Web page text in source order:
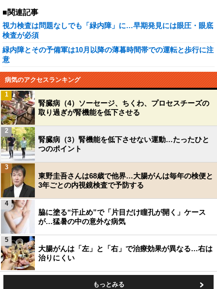
■関連記事
視力検査は問題なしでも「緑内障」に…早期発見には眼圧・眼底
検査が必須
緑内障とその予備軍は10月以降の薄暮時間帯での運転と歩行に注
意
病気のアクセスランキング
腎臓病（4）ソーセージ、ちくわ、プロセスチーズの
取り過ぎが腎機能を低下させる
1
腎臓病（3）腎機能を低下させない運動…たったひと
つのポイント
2
東野圭吾さんは68歳で他界…大腸がんは毎年の検便と
3年ごとの内視鏡検査で予防する
3
脇に塗る“汗止め”で「片目だけ瞳孔が開く」ケース
が…猛暑の中の意外な病気
4
大腸がんは「左」と「右」で治療効果が異なる…右は
治りにくい
5
もっとみる